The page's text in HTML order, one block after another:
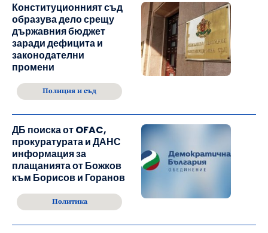
Конституционният съд
образува дело срещу
държавния бюджет
заради дефицита и
законодателни
промени
Полиция и съд
ДБ поиска от OFAC,
прокуратурата и ДАНС
информация за
плащанията от Божков
към Борисов и Горанов
Политика